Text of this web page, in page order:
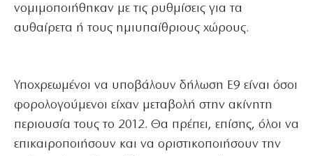
νομιμοποιήθηκαν με τις ρυθμίσεις για τα
αυθαίρετα ή τους ημιυπαίθριους χώρους.
Υποχρεωμένοι να υποβάλουν δήλωση Ε9 είναι όσοι
φορολογούμενοι είχαν μεταβολή στην ακίνητη
περιουσία τους το 2012. Θα πρέπει, επίσης, όλοι να
επικαιροποιήσουν και να οριστικοποιήσουν την